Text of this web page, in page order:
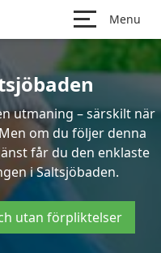
Menu
utmaning – särskilt när
om du följer denna
får du den enklaste
i Saltsjöbaden.
utan förpliktelser